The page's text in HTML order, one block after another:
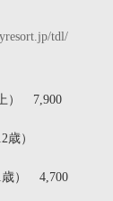
tdl/
） 7,900
歳）
歳） 4,700